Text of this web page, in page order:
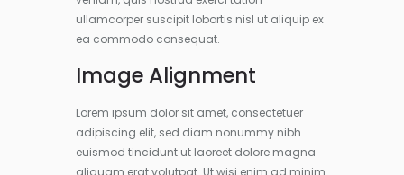
ullamcorper suscipit lobortis nisl ut aliquip ex
ea commodo consequat.
Image Alignment
Lorem ipsum dolor sit amet, consectetuer
adipiscing elit, sed diam nonummy nibh
euismod tincidunt ut laoreet dolore magna
aliquam erat volutpat. Ut wisi enim ad minim